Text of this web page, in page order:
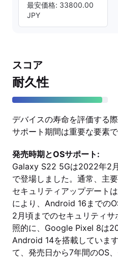
最安価格: 33800.00
JPY
スコア
耐久性
デバイスの寿命を評価する
サポート期間は重要な要素で
発売時期とOSサポート:
Galaxy S22 5Gは2022年2
で登場しました。通常、主
セキュリティアップデート
により、Android 16までの
2月頃までのセキュリティ
照的に、Google Pixel 8は
Android 14を搭載していま
て、発売日から7年間のOS